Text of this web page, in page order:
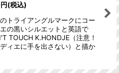
円(税込)
トライアングルマークにコー
の黒いシルエットと英語で
TOUCH K.HONDJE（注意！
ィエに手を出さない）と描か